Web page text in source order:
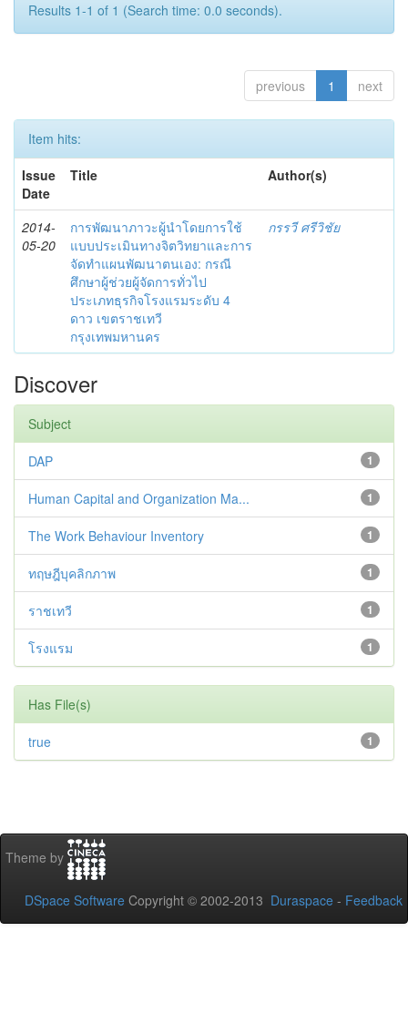
Results 1-1 of 1 (Search time: 0.0 seconds).
previous 1 next
Item hits:
Issue
Date
Title Author(s)
2014-
05-20
การพัฒนาภาวะผู้นำโดยการใช้
แบบประเมินทางจิตวิทยาและการ
จัดทำแผนพัฒนาตนเอง: กรณี
ศึกษาผู้ช่วยผู้จัดการทั่วไป
ประเภทธุรกิจโรงแรมระดับ 4
ดาว เขตราชเทวี
กรุงเทพมหานคร
กรรวี ศรีวิชัย
Discover
Subject
1
DAP
1
Human Capital and Organization Ma...
1
The Work Behaviour Inventory
1
ทฤษฎีบุคลิกภาพ
1
ราชเทวี
1
โรงแรม
Has File(s)
1
true
Theme by
DSpace Software Copyright © 2002-2013 Duraspace - Feedback